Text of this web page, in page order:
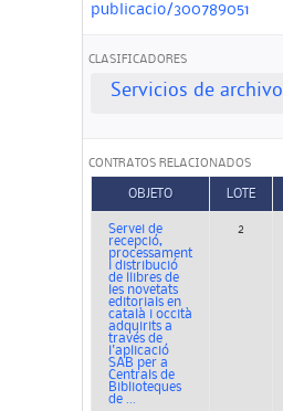
publicacio/300789051
CLASIFICADORES
Servicios de archivo
CONTRATOS RELACIONADOS
OBJETO LOTE
Servei de
recepció,
processament
i distribució
de llibres de
les novetats
editorials en
català i occità
adquirits a
través de
l'aplicació
SAB per a
Centrals de
Biblioteques
de ...
2